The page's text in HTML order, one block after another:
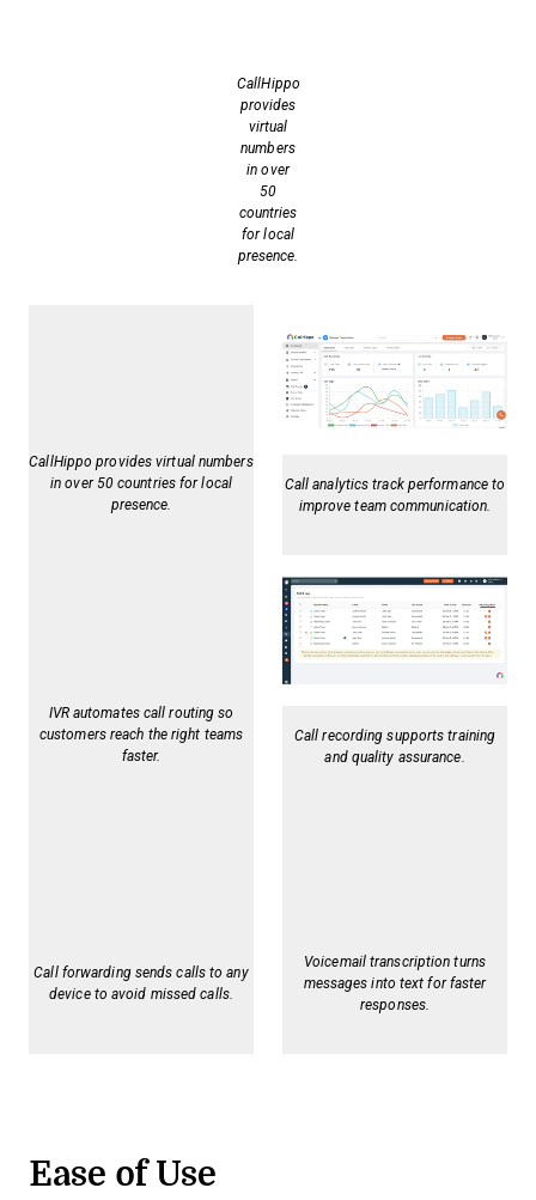
CallHippo
provides
virtual
numbers
in over
50
countries
for local
presence.
CallHippo provides virtual numbers
in over 50 countries for local
presence.
Call analytics track performance to
improve team communication.
IVR automates call routing so
customers reach the right teams
faster.
Call recording supports training
and quality assurance.
Call forwarding sends calls to any
device to avoid missed calls.
Voicemail transcription turns
messages into text for faster
responses.
Ease of Use